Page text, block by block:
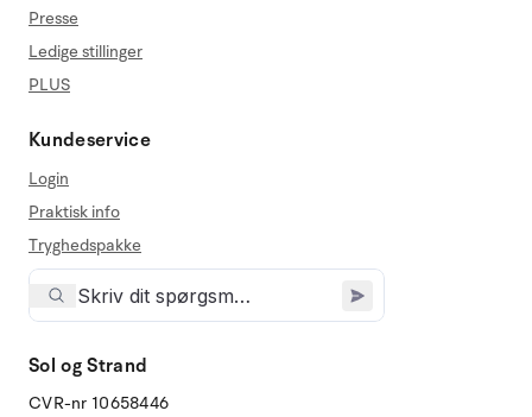
Presse
Ledige stillinger
PLUS
Kundeservice
Login
Praktisk info
Tryghedspakke
Sol og Strand
CVR-nr 10658446